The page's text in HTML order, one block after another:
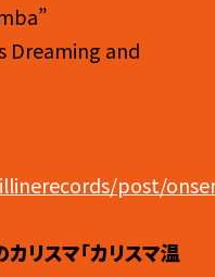
Dreaming and
post/
リスマ「カリスマ温